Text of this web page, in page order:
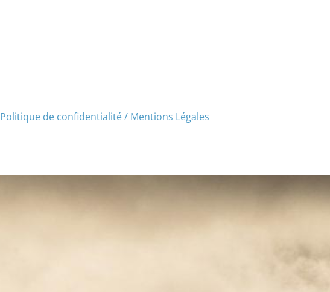
Politique de confidentialité / Mentions Légales